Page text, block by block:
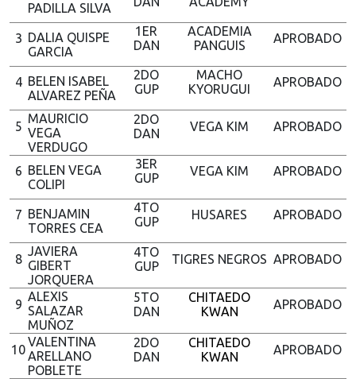
PADILLA SILVA
3 DALIA QUISPE
GARCIA
1ER
DAN
ACADEMIA
PANGUIS
APROBADO
4 BELEN ISABEL
ALVAREZ PEÑA
2DO
GUP
MACHO
KYORUGUI
APROBADO
5
MAURICIO
VEGA
VERDUGO
2DO
DAN
VEGA KIM APROBADO
6 BELEN VEGA
COLIPI
3ER
GUP
VEGA KIM APROBADO
7 BENJAMIN
TORRES CEA
4TO
GUP
HUSARES APROBADO
8
JAVIERA
GIBERT
JORQUERA
4TO
GUP
TIGRES NEGROS APROBADO
9
ALEXIS
SALAZAR
MUÑOZ
5TO
DAN
CHITAEDO
KWAN
APROBADO
10
VALENTINA
ARELLANO
POBLETE
2DO
DAN
CHITAEDO
KWAN
APROBADO